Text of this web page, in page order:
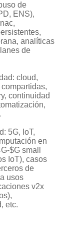
de
ENS),
analíticas
de
cloud,
continuidad
5G, IoT,
en
$G small
IoT), casos
de
usos
v2x
etc.